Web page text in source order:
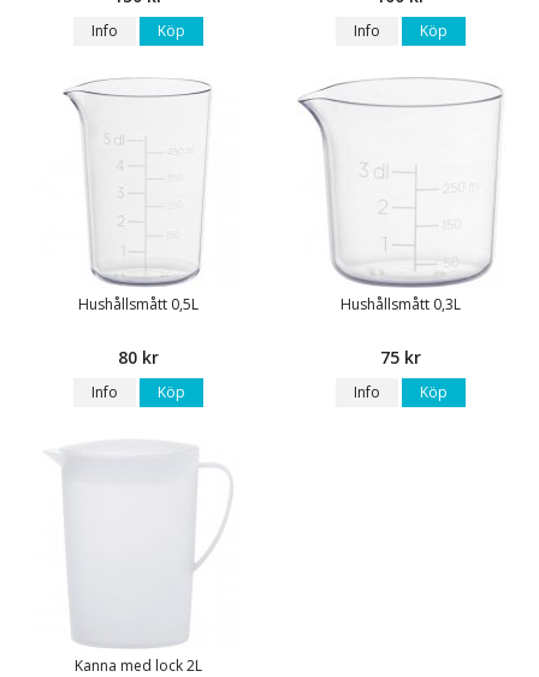
Info Köp Info Köp
Hushållsmått 0,5L
80 kr
Info Köp
Hushållsmått 0,3L
75 kr
Info Köp
Kanna med lock 2L